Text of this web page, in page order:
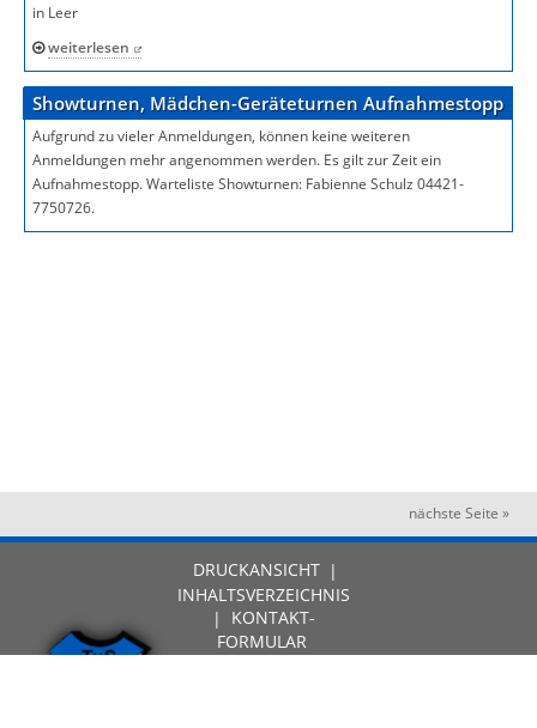
in Leer
weiterlesen
Showturnen, Mädchen-Geräteturnen Aufnahmestopp
Aufgrund zu vieler Anmeldungen, können keine weiteren
Anmeldungen mehr angenommen werden. Es gilt zur Zeit ein
Aufnahmestopp. Warteliste Showturnen: Fabienne Schulz 04421-
7750726.
nächste Seite »
DRUCKANSICHT |
INHALTSVERZEICHNIS
|
KONTAKT-
FORMULAR